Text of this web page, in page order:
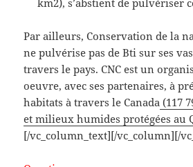
Par ailleurs, Conservation de la
ne pulvérise pas de Bti sur ses
travers le pays. CNC est un
oeuvre, avec ses partenaires, à
habitats à travers le Canada (117
et milieux humides protégées au
[/vc_column_text][/vc_column][/